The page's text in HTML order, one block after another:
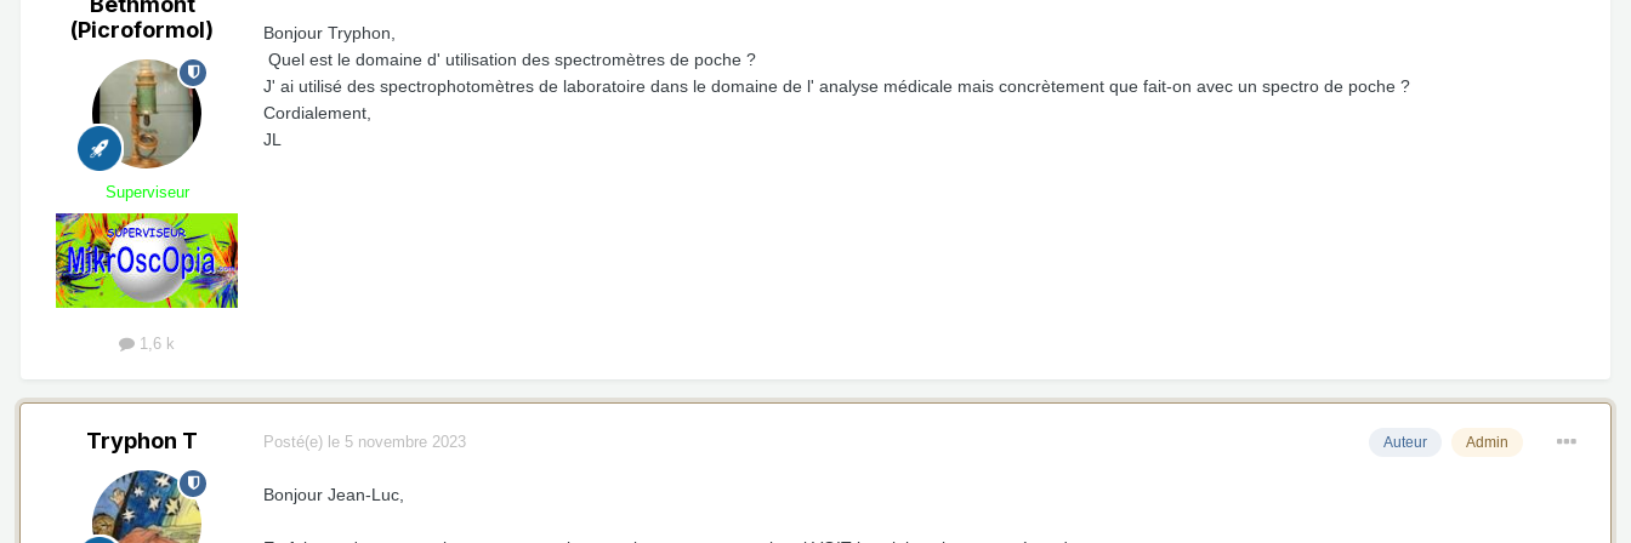
(Picroformol)
Superviseur
1,6 k
Bonjour Tryphon,
Quel est le domaine d' utilisation des spectromètres de poche ?
J' ai utilisé des spectrophotomètres de laboratoire dans le domaine de l' analyse médicale mais concrètement que fait-on avec un spectro de poche ?
Cordialement,
JL
Tryphon T Auteur Admin
Posté(e) le 5 novembre 2023
Bonjour Jean-Luc,